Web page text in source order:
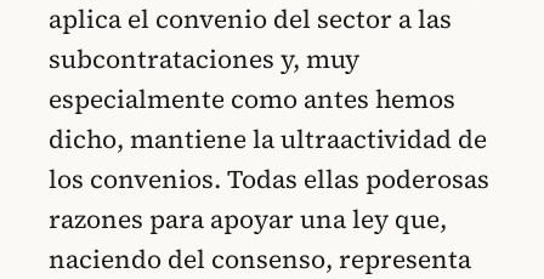
aplica el convenio del sector a las
subcontrataciones y, muy
especialmente como antes hemos
dicho, mantiene la ultraactividad de
los convenios. Todas ellas poderosas
razones para apoyar una ley que,
naciendo del consenso, representa